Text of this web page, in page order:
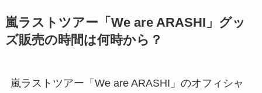
嵐ラストツアー「We are ARASHI」グッ
ズ販売の時間は何時から？
嵐ラストツアー「We are ARASHI」のオフィシャ